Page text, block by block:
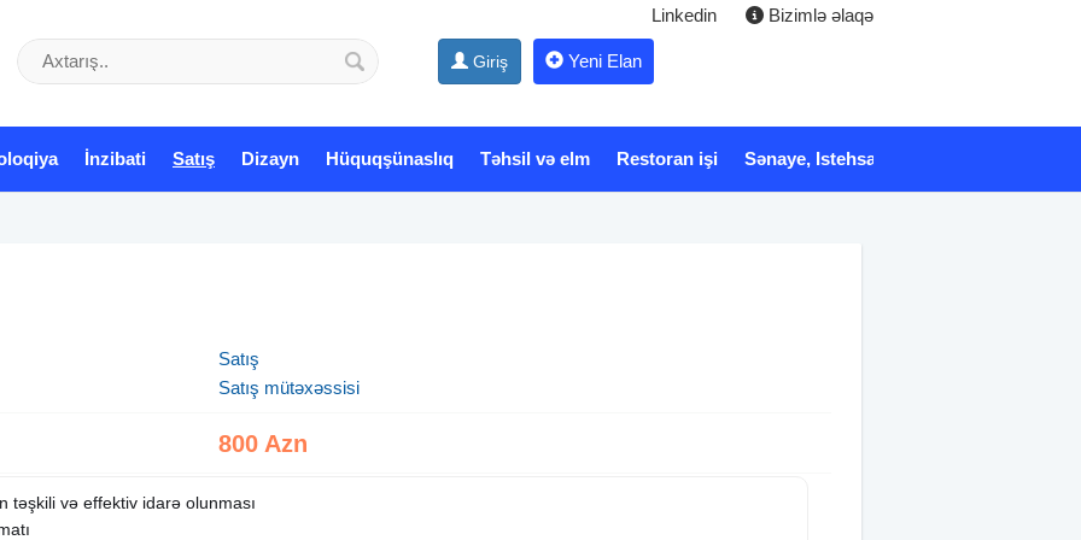
Linkedin Bizimlə əlaqə
Giriş Yeni Elan
İnzibati Satış Dizayn Hüquqşünaslıq Təhsil və elm Restoran işi Sənaye, Istehsalat
Satış
Satış mütəxəssisi
800 Azn
təşkili və effektiv idarə olunması